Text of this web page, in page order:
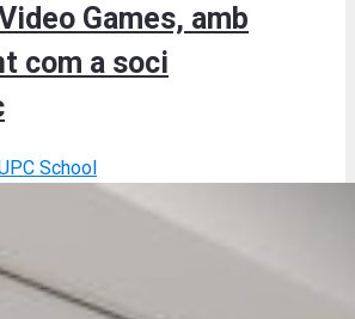
Games, amb
com a soci
School